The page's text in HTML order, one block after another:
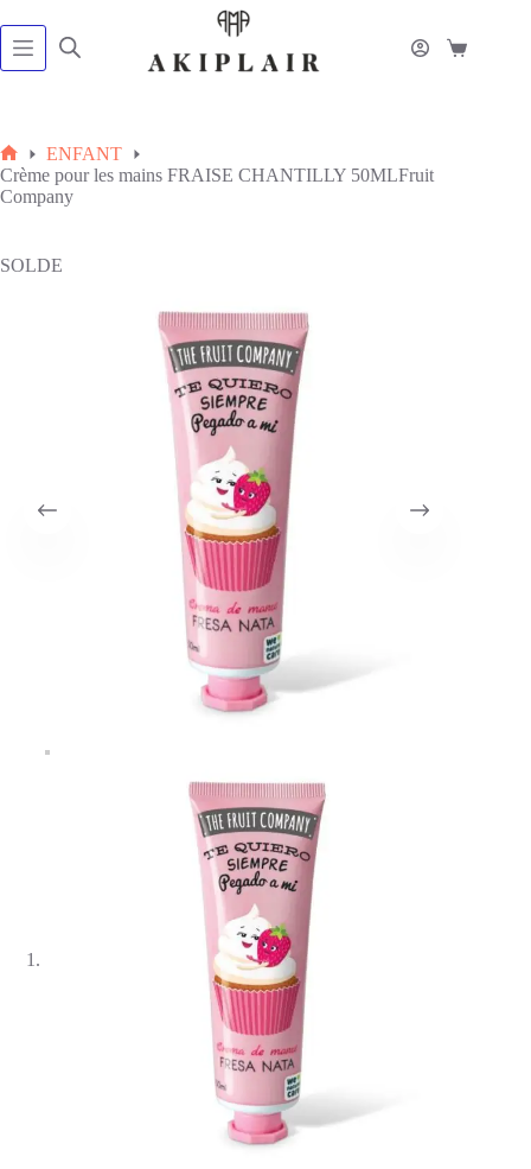
au
contenu
Panier
Accueil
ENFANT
Crème pour les mains FRAISE CHANTILLY 50MLFruit
Company
SOLDE